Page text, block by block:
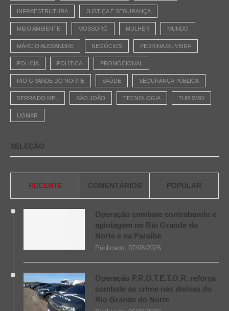
INFRAESTRUTURA JUSTIÇA E SEGURANÇA
MEIO AMBIENTE MOSSORÓ MULHER MUNDO
MÁRCIO ALEXANDRE NEGÓCIOS PEDRINA OLIVEIRA
POLÍCIA POLÍTICA PROMOCIONAL
RIO GRANDE DO NORTE SAÚDE SEGURANÇA PÚBLICA
SERRA DO MEL SÃO JOÃO TECNOLOGIA TURISMO
UGMAR
SELEÇÃO
RECENTE COMENTÁRIOS POPULAR
Operação combate contrabando e
agiotagem no Rio Grande do
Norte e na Paraíba
Publicado: 07/08/2026
Operação P.R.O.T.E.T.O.R. reforça
combate ao crime nas divisas do
Rio Grande do Norte